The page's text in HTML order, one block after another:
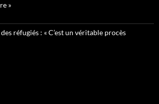
»
réfugiés : « C’est un véritable procès